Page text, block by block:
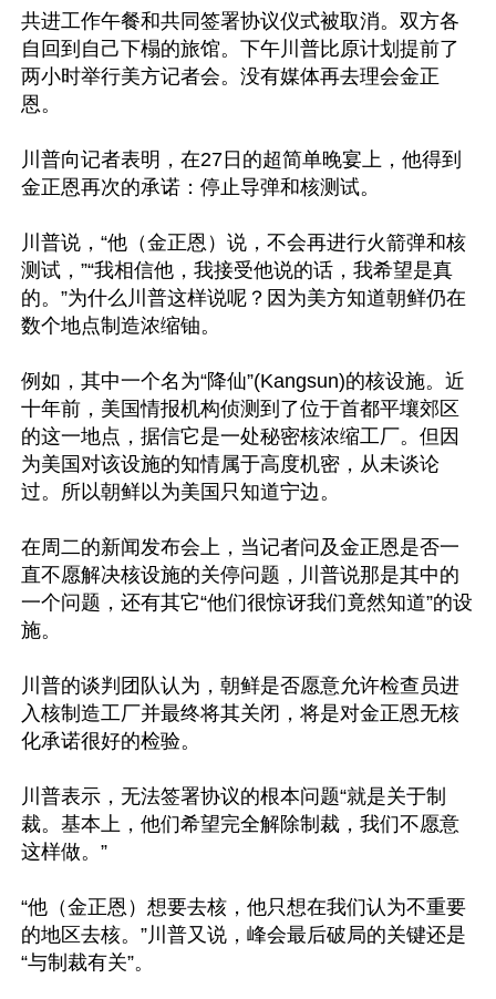
共进工作午餐和共同签署协议仪式被取消。双方各
自回到自己下榻的旅馆。下午川普比原计划提前了
两小时举行美方记者会。没有媒体再去理会金正
恩。
川普向记者表明，在27日的超简单晚宴上，他得到
金正恩再次的承诺：停止导弹和核测试。
川普说，“他（金正恩）说，不会再进行火箭弹和核
测试，”“我相信他，我接受他说的话，我希望是真
的。”为什么川普这样说呢？因为美方知道朝鲜仍在
数个地点制造浓缩铀。
例如，其中一个名为“降仙”(Kangsun)的核设施。近
十年前，美国情报机构侦测到了位于首都平壤郊区
的这一地点，据信它是一处秘密核浓缩工厂。但因
为美国对该设施的知情属于高度机密，从未谈论
过。所以朝鲜以为美国只知道宁边。
在周二的新闻发布会上，当记者问及金正恩是否一
直不愿解决核设施的关停问题，川普说那是其中的
一个问题，还有其它“他们很惊讶我们竟然知道”的设
施。
川普的谈判团队认为，朝鲜是否愿意允许检查员进
入核制造工厂并最终将其关闭，将是对金正恩无核
化承诺很好的检验。
川普表示，无法签署协议的根本问题“就是关于制
裁。基本上，他们希望完全解除制裁，我们不愿意
这样做。”
“他（金正恩）想要去核，他只想在我们认为不重要
的地区去核。”川普又说，峰会最后破局的关键还是
“与制裁有关”。